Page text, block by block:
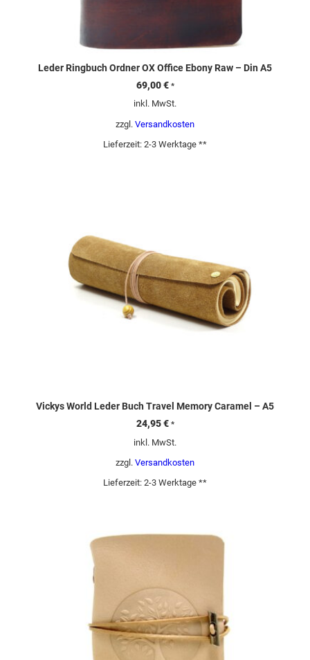
Leder Ringbuch Ordner OX Office Ebony Raw – Din A5
69,00€ *
inkl. MwSt.
zzgl. Versandkosten
Lieferzeit: 2-3 Werktage **
Vickys World Leder Buch Travel Memory Caramel – A5
24,95€ *
inkl. MwSt.
zzgl. Versandkosten
Lieferzeit: 2-3 Werktage **